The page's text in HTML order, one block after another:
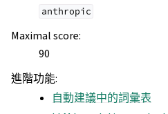
anthropic
Maximal score:
90
進階功能:
自動建議中的詞彙表